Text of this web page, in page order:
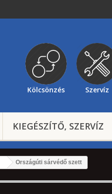
Kölcsönzés Szervíz
KIEGÉSZÍTŐ, SZERVÍZ
Országúti sárvédő szett